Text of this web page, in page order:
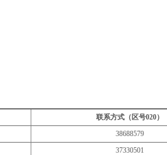
联系方式（区号020）
38688579
37330501